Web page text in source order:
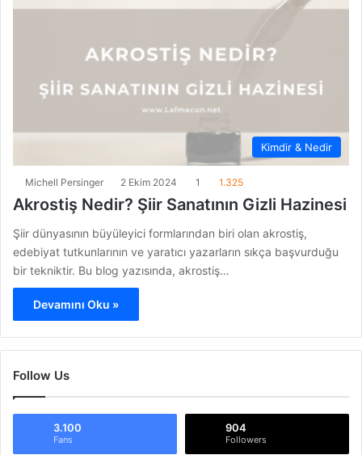
Kimdir & Nedir
Michell Persinger 2 Ekim 2024 1 1.325
Akrostiş Nedir? Şiir Sanatının Gizli Hazinesi
Şiir dünyasının büyüleyici formlarından biri olan akrostiş,
edebiyat tutkunlarının ve yaratıcı yazarların sıkça başvurduğu
bir tekniktir. Bu blog yazısında, akrostiş…
Devamını Oku »
Follow Us
3.100
Fans
904
Followers